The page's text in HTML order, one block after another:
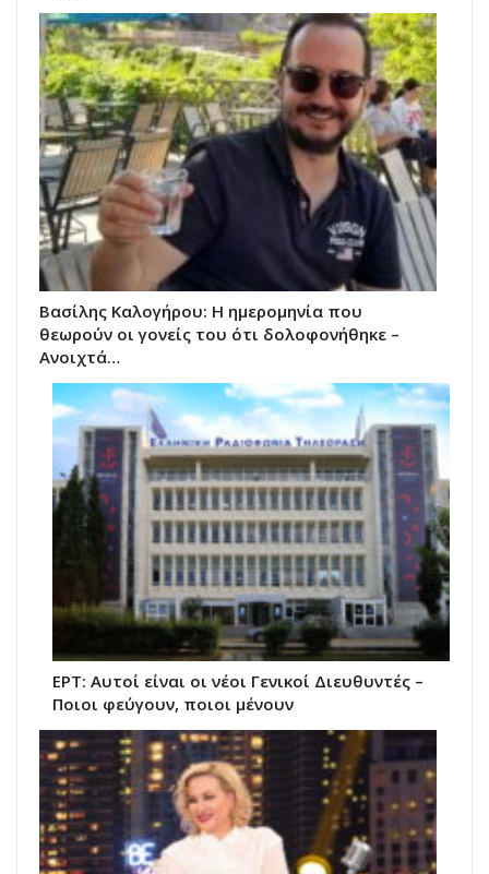
Βασίλης Καλογήρου: Η ημερομηνία που
θεωρούν οι γονείς του ότι δολοφονήθηκε –
Ανοιχτά…
ΕΡΤ: Αυτοί είναι οι νέοι Γενικοί Διευθυντές –
Ποιοι φεύγουν, ποιοι μένουν